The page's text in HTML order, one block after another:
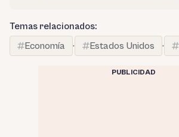
Temas relacionados:
Economía
· Estados Unidos ·
PUBLICIDAD